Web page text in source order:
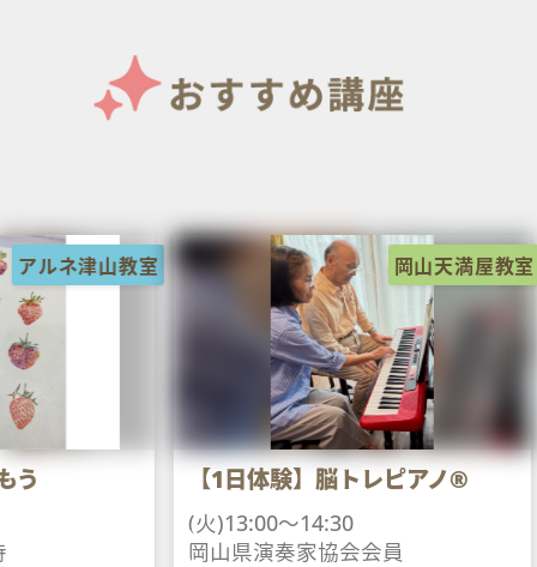
岡山天満屋教室
【1日体験】脳トレピアノ®
(火)13:00～14:30
岡山県演奏家協会会員
ミガホンア
ー